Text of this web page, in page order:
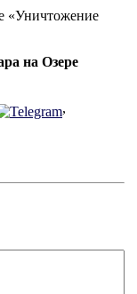
«Уничтожение
на Озере
,